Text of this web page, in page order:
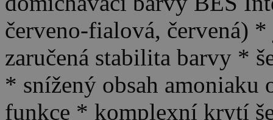
červeno-fialová, červená)
zaručená stabilita barvy *
* snížený obsah
funkce * komplexní krytí